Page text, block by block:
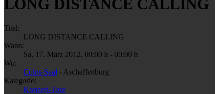
LONG DISTANCE CALLING
Titel:
LONG DISTANCE CALLING
Wann:
Sa, 17. März 2012, 00:00 h - 00:00 h
Wo:
Colos-Saal - Aschaffenburg
Kategorie:
Konzert-Tour